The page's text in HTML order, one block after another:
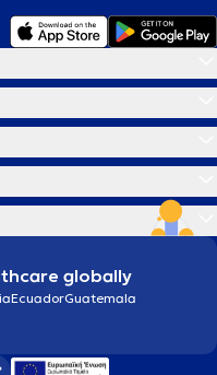
globally
EcuadorGuatemala